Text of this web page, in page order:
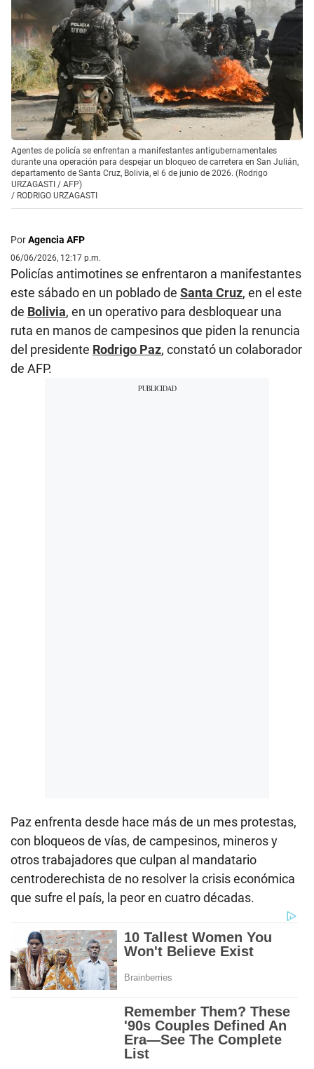
Agentes de policía se enfrentan a manifestantes antigubernamentales
durante una operación para despejar un bloqueo de carretera en San Julián,
departamento de Santa Cruz, Bolivia, el 6 de junio de 2026. (Rodrigo
URZAGASTI / AFP)
/ RODRIGO URZAGASTI
PorAgencia AFP
06/06/2026, 12:17 p.m.
Policías antimotines se enfrentaron a manifestantes
este sábado en un poblado de Santa Cruz, en el este
de Bolivia, en un operativo para desbloquear una
ruta en manos de campesinos que piden la renuncia
del presidente Rodrigo Paz, constató un colaborador
de AFP.
Paz enfrenta desde hace más de un mes protestas,
con bloqueos de vías, de campesinos, mineros y
otros trabajadores que culpan al mandatario
centroderechista de no resolver la crisis económica
que sufre el país, la peor en cuatro décadas.